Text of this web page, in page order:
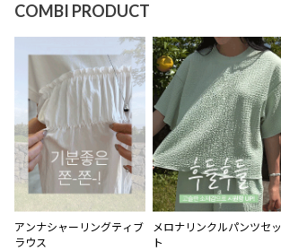
COMBI PRODUCT
アンナシャーリングティブ
ラウス
メロナリンクルパンツセッ
ト